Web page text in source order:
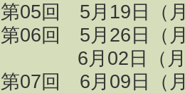
第05回 5月19日（
第06回 5月26日（
6月02日（月
第07回 6月09日（